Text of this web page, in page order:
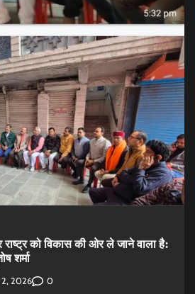
को विकास की ओर ले जाने वाला है:
शर्मा
2, 2026 0